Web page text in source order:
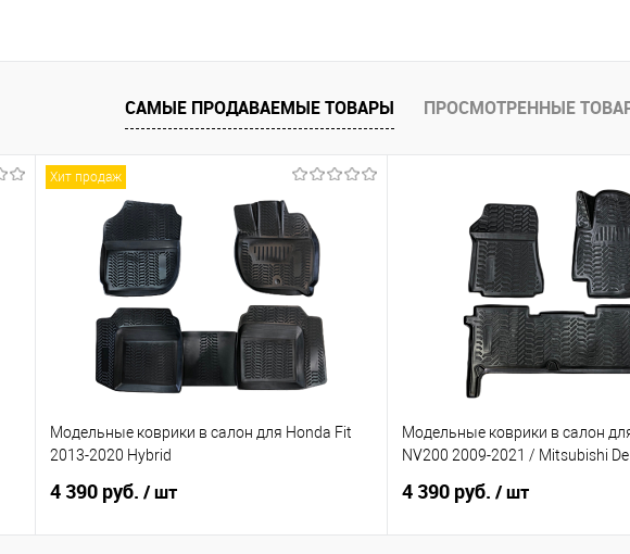
Купить в 1 клик
Сравнение
В избранное
Под заказ
САМЫЕ ПРОДАВАЕМЫЕ ТОВАРЫ ПРОСМОТРЕННЫЕ
Хит продаж
Модельные коврики в салон для Honda Fit
2013-2020 Hybrid
4 390 руб. / шт
Модельные коврики в салон
NV200 2009-2021 / Mitsubishi
4 390 руб. / шт